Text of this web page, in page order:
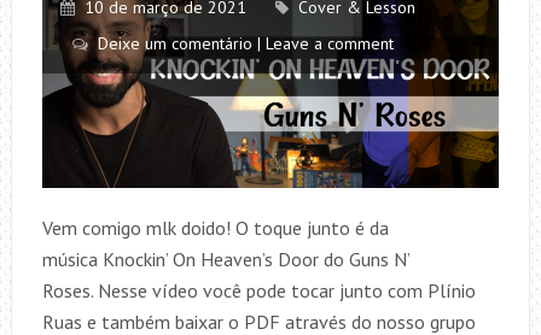
10 de março de 2021
Cover & Lesson
Deixe um comentário | Leave a comment
Vem comigo mlk doido! O toque junto é da
música Knockin’ On Heaven’s Door do Guns N’
Roses. Nesse vídeo você pode tocar junto com Plínio
Ruas e também baixar o PDF através do nosso grupo